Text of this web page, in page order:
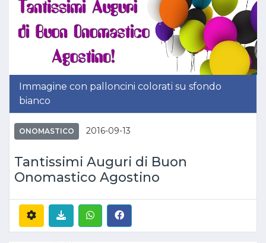
Immagine con palloncini colorati su sfondo
bianco
ONOMASTICO 2016-09-13
Tantissimi Auguri di Buon
Onomastico Agostino